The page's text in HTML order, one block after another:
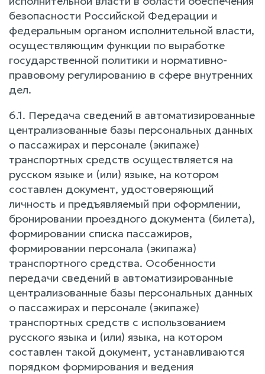
безопасности Российской Федерации и
федеральным органом исполнительной власти,
осуществляющим функции по выработке
государственной политики и нормативно-
правовому регулированию в сфере внутренних
дел.
6.1. Передача сведений в автоматизированные
централизованные базы персональных данных
о пассажирах и персонале (экипаже)
транспортных средств осуществляется на
русском языке и (или) языке, на котором
составлен документ, удостоверяющий
личность и предъявляемый при оформлении,
бронировании проездного документа (билета),
формировании списка пассажиров,
формировании персонала (экипажа)
транспортного средства. Особенности
передачи сведений в автоматизированные
централизованные базы персональных данных
о пассажирах и персонале (экипаже)
транспортных средств с использованием
русского языка и (или) языка, на котором
составлен такой документ, устанавливаются
порядком формирования и ведения